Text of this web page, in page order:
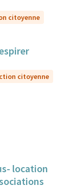
citoyenne
citoyenne
location